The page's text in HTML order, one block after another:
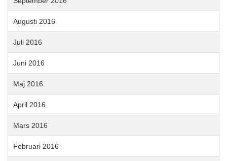
Augusti 2016
Juli 2016
Juni 2016
Maj 2016
April 2016
Mars 2016
Februari 2016